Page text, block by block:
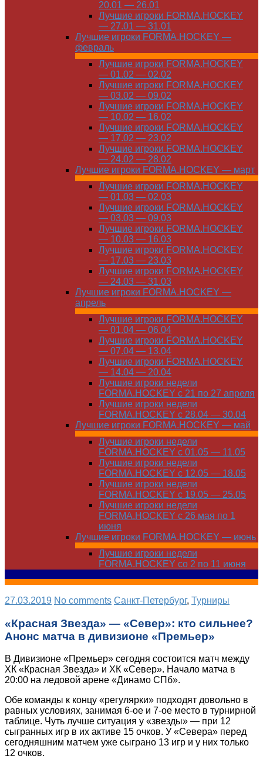
20.01 — 26.01
Лучшие игроки FORMA.HOCKEY
— 27.01 — 31.01
Лучшие игроки FORMA.HOCKEY —
февраль
Лучшие игроки FORMA.HOCKEY
— 01.02 — 02.02
Лучшие игроки FORMA.HOCKEY
— 03.02 — 09.02
Лучшие игроки FORMA.HOCKEY
— 10.02 — 16.02
Лучшие игроки FORMA.HOCKEY
— 17.02 — 23.02
Лучшие игроки FORMA.HOCKEY
— 24.02 — 28.02
Лучшие игроки FORMA.HOCKEY — март
Лучшие игроки FORMA.HOCKEY
— 01.03 — 02.03
Лучшие игроки FORMA.HOCKEY
— 03.03 — 09.03
Лучшие игроки FORMA.HOCKEY
— 10.03 — 16.03
Лучшие игроки FORMA.HOCKEY
— 17.03 — 23.03
Лучшие игроки FORMA.HOCKEY
— 24.03 — 31.03
Лучшие игроки FORMA.HOCKEY —
апрель
Лучшие игроки FORMA.HOCKEY
— 01.04 — 06.04
Лучшие игроки FORMA.HOCKEY
— 07.04 — 13.04
Лучшие игроки FORMA.HOCKEY
— 14.04 — 20.04
Лучшие игроки недели
FORMA.HOCKEY с 21 по 27 апреля
Лучшие игроки недели
FORMA.HOCKEY с 28.04 — 30.04
Лучшие игроки FORMA.HOCKEY — май
Лучшие игроки недели
FORMA.HOCKEY с 01.05 — 11.05
Лучшие игроки недели
FORMA.HOCKEY с 12.05 — 18.05
Лучшие игроки недели
FORMA.HOCKEY с 19.05 — 25.05
Лучшие игроки недели
FORMA.HOCKEY с 26 мая по 1
июня
Лучшие игроки FORMA.HOCKEY — июнь
Лучшие игроки недели
FORMA.HOCKEY со 2 по 11 июня
27.03.2019 No comments Санкт-Петербург, Турниры
«Красная Звезда» — «Север»: кто сильнее?
Анонс матча в дивизионе «Премьер»
В Дивизионе «Премьер» сегодня состоится матч между
ХК «Красная Звезда» и ХК «Север». Начало матча в
20:00 на ледовой арене «Динамо СПб».
Обе команды к концу «регулярки» подходят довольно в
равных условиях, занимая 6-ое и 7-ое место в турнирной
таблице. Чуть лучше ситуация у «звезды» — при 12
сыгранных игр в их активе 15 очков. У «Севера» перед
сегодняшним матчем уже сыграно 13 игр и у них только
12 очков.